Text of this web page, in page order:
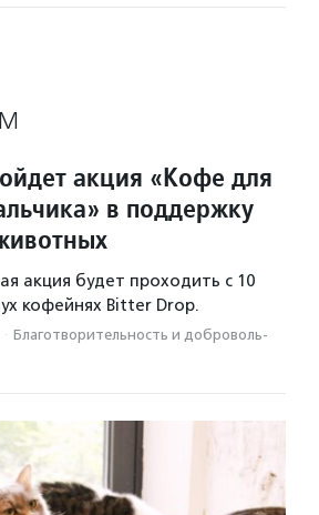
акция «Кофе для
в поддержку
акция будет проходить с 10
кофейнях Bitter Drop.
· Благотвори­тель­ность и доброволь­